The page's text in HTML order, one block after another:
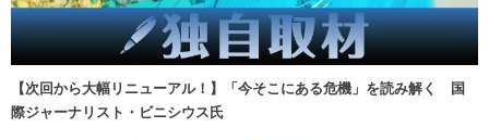
【次回から大幅リニューアル！】「今そこにある危機」を読み解く 国
際ジャーナリスト・ビニシウス氏